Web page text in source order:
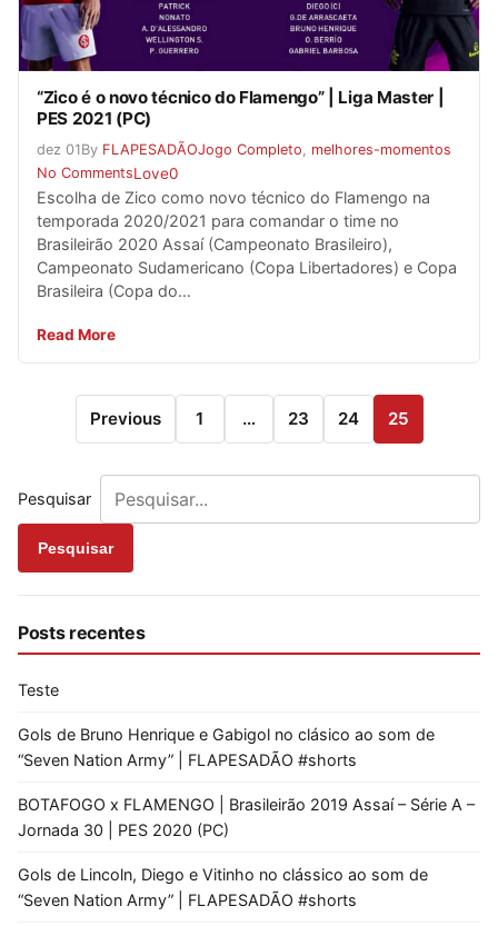
“Zico é o novo técnico do Flamengo” | Liga Master |
PES 2021 (PC)
dez 01 By FLAPESADÃOJogo Completo
melhores-momentos
No CommentsLove0
Escolha de Zico como novo técnico do Flamengo na
temporada 2020/2021 para comandar o time no
Brasileirão 2020 Assaí (Campeonato Brasileiro),
Campeonato Sudamericano (Copa Libertadores) e Copa
Brasileira (Copa do…
Read More
Previous 1 … 23 24 25
Pesquisar
Pesquisar
Posts recentes
Teste
Gols de Bruno Henrique e Gabigol no clásico ao som de
“Seven Nation Army” | FLAPESADÃO #shorts
BOTAFOGO x FLAMENGO | Brasileirão 2019 Assaí – Série A –
Jornada 30 | PES 2020 (PC)
Gols de Lincoln, Diego e Vitinho no clássico ao som de
“Seven Nation Army” | FLAPESADÃO #shorts